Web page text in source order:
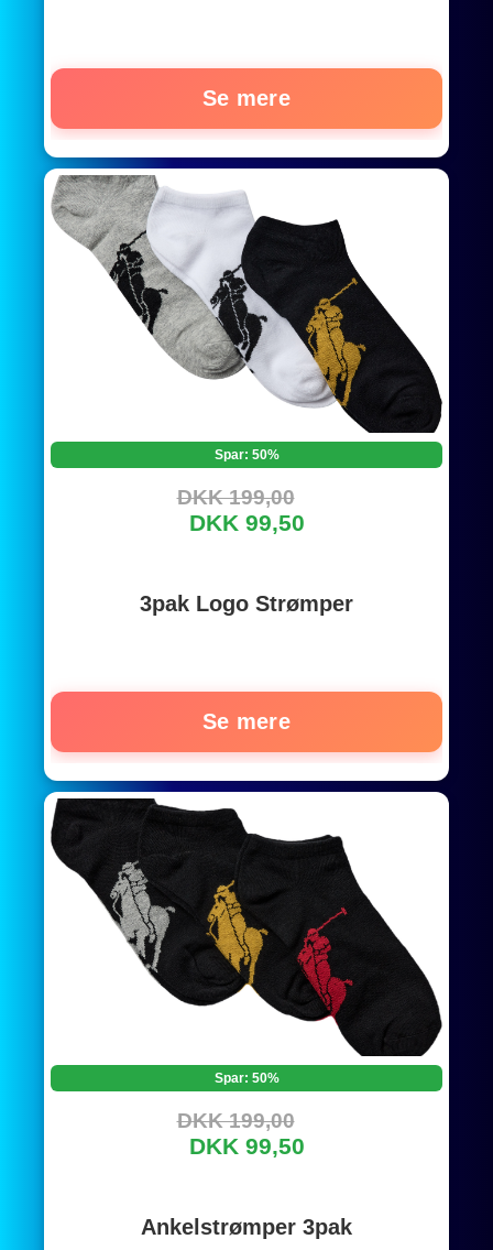
Se mere
Spar: 50%
DKK 199,00
DKK 99,50
3pak Logo Strømper
Se mere
Spar: 50%
DKK 199,00
DKK 99,50
Ankelstrømper 3pak